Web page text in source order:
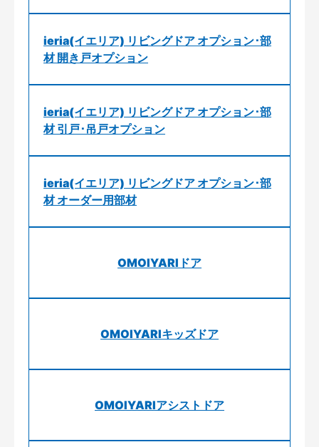
ieria(イエリア) リビングドア オプション･部
材 開き戸オプション
ieria(イエリア) リビングドア オプション･部
材 引戸･吊戸オプション
ieria(イエリア) リビングドア オプション･部
材 オーダー用部材
OMOIYARIドア
OMOIYARIキッズドア
OMOIYARIアシストドア